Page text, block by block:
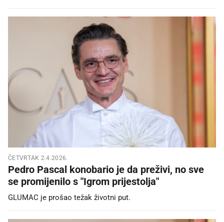
ČETVRTAK 2.4.2026.
Pedro Pascal konobario je da preživi, no sve
se promijenilo s "Igrom prijestolja"
GLUMAC je prošao težak životni put.